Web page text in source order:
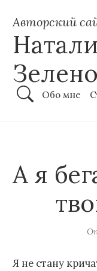
Авторский
Натали
Обо мне
А я
Я не стану